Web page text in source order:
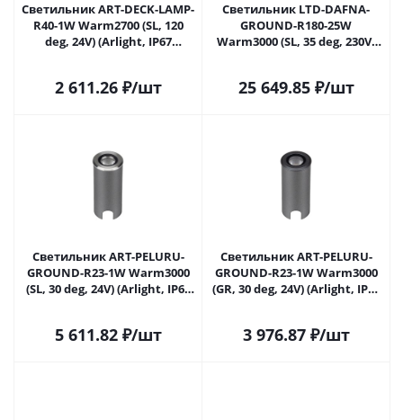
Светильник ART-DECK-LAMP-
R40-1W Warm2700 (SL, 120
deg, 24V) (Arlight, IP67
2 611.26₽/шт
Светильник LTD-DAFNA-
GROUND-R180-25W
Warm3000 (SL, 35 deg, 230V)
25 649.85₽/шт
Светильник ART-PELURU-
GROUND-R23-1W Warm3000
(SL, 30 deg, 24V) (Arlight, IP67
5 611.82₽/шт
Светильник ART-PELURU-
GROUND-R23-1W Warm3000
(GR, 30 deg, 24V) (Arlight, IP67
3 976.87₽/шт